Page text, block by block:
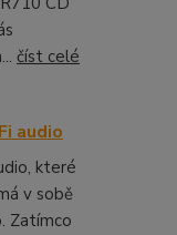
číst celé
audio
které
v sobě
Zatímco